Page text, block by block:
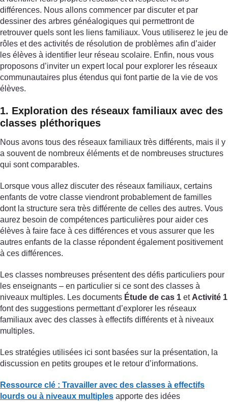
différences. Nous allons commencer par discuter et par
dessiner des arbres généalogiques qui permettront de
retrouver quels sont les liens familiaux. Vous utiliserez le jeu de
rôles et des activités de résolution de problèmes afin d’aider
les élèves à identifier leur réseau scolaire. Enfin, nous vous
proposons d’inviter un expert local pour explorer les réseaux
communautaires plus étendus qui font partie de la vie de vos
élèves.
1. Exploration des réseaux familiaux avec des
classes pléthoriques
Nous avons tous des réseaux familiaux très différents, mais il y
a souvent de nombreux éléments et de nombreuses structures
qui sont comparables.
Lorsque vous allez discuter des réseaux familiaux, certains
enfants de votre classe viendront probablement de familles
dont la structure sera très différente de celles des autres. Vous
aurez besoin de compétences particulières pour aider ces
élèves à faire face à ces différences et vous assurer que les
autres enfants de la classe répondent également positivement
à ces différences.
Les classes nombreuses présentent des défis particuliers pour
les enseignants – en particulier si ce sont des classes à
niveaux multiples. Les documents Étude de cas 1 et Activité 1
font des suggestions permettant d’explorer les réseaux
familiaux avec des classes à effectifs différents et à niveaux
multiples.
Les stratégies utilisées ici sont basées sur la présentation, la
discussion en petits groupes et le retour d’informations.
Ressource clé : Travailler avec des classes à effectifs
lourds ou à niveaux multiples apporte des idées